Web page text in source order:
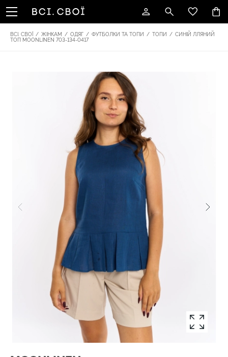
ВСІ. СВОЇ / ЖІНКАМ / ОДЯГ / ФУТБОЛКИ ТА ТОПИ / ТОПИ / СИНІЙ ЛЛЯНИЙ
ТОП MOONLINEN 703-134-0417